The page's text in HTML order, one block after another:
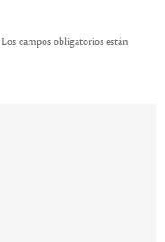
Los campos obligatorios están